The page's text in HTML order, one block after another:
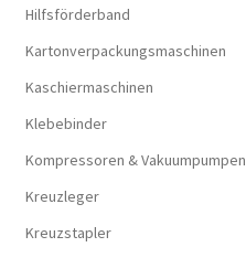
Hilfsförderband
Kartonverpackungsmaschinen
Kaschiermaschinen
Klebebinder
Kompressoren & Vakuum­pumpen
Kreuzleger
Kreuzstapler